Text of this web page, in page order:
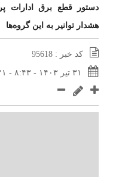
اتابک: ظرفیت های جدید
محوریت بخش خصوصی فعال
در مسیر جا‌مانده‌ها، دل‌ها به
وزیر صمت خواستار پیگیری
شد / تجارت ۱۰ میلیارد دلاری ایران و پاکستان
دستور قطع برق
هشدار توانیر به این گروه‌ها
کد خبر : 95618
۳۱ تیر ۱۴۰۳ - ۸:۴۳ - ۲۱ ژوئیه ۲۰۲۴ - ۸:۴۳